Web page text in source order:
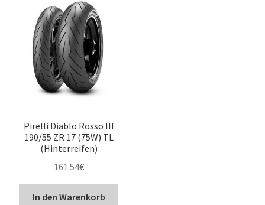
Pirelli Diablo Rosso III
190/55 ZR 17 (75W) TL
(Hinterreifen)
161.54€
In den Warenkorb